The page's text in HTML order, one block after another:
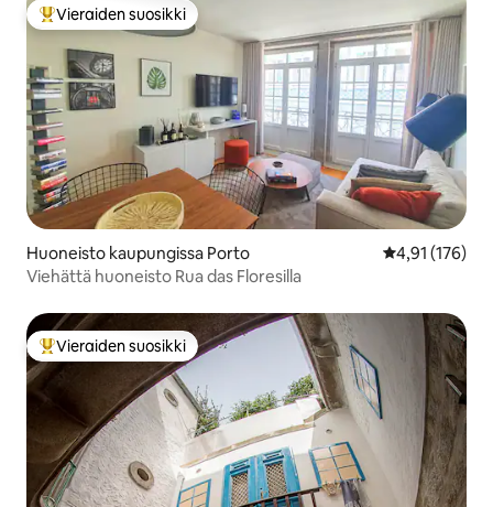
Vieraiden suosikkien parhaimmistoa
Vieraiden suosikki
Huoneisto kaupungissa Porto
4,91 (176)
Viehättä huoneisto Rua das Floresilla
Vieraiden suosikkien parhaimmistoa
Vieraiden suosikki